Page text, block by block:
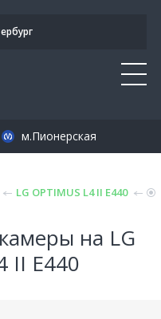
м.Пионерская
LG OPTIMUS L4 II E440
на LG
II E440